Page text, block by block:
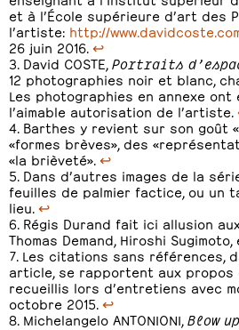
et à l’École supérieure d’art des
l’artiste: http://
26 juin 2016. ↩
David COSTE, Portraits
12 photographies noir et blanc,
Les photographies en annexe
l’aimable autorisation de l’artiste.
Barthes y revient sur son goût
«formes brèves», des
«la brièveté». ↩
Dans d’autres images de la
feuilles de palmier factice, ou un
lieu. ↩
Régis Durand fait ici allusion
Thomas Demand, Hiroshi
Les citations sans références,
article, se rapportent aux propos
recueillis lors d’entretiens avec
octobre 2015. ↩
Michelangelo ANTONIONI, Blow up